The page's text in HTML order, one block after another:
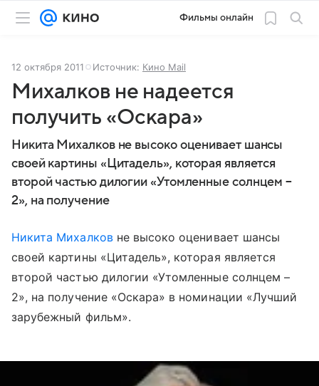
Фильмы онлайн
12 октября 2011 Источник: Кино Mail
Михалков не надеется
получить «Оскара»
Никита Михалков не высоко оценивает шансы
своей картины «Цитадель», которая является
второй частью дилогии «Утомленные солнцем –
2», на получение
Никита Михалковне высоко оценивает шансы
своей картины «Цитадель», которая является
второй частью дилогии «Утомленные солнцем –
2», на получение «Оскара» в номинации «Лучший
зарубежный фильм».